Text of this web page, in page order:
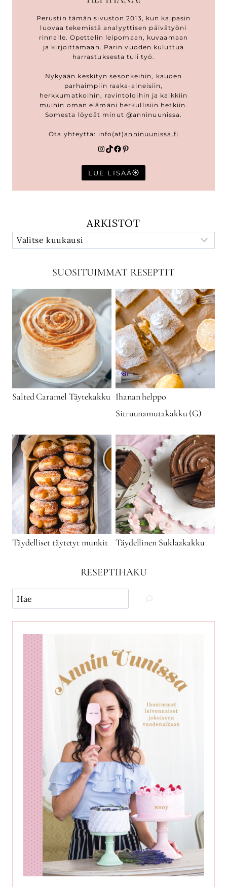
Perustin tämän sivuston 2013, kun kaipasin
luovaa tekemistä analyyttisen päivätyöni
rinnalle. Opettelin leipomaan, kuvaamaan
ja kirjoittamaan. Parin vuoden kuluttua
harrastuksesta tuli työ.
Nykyään keskityn sesonkeihin, kauden
parhaimpiin raaka-aineisiin,
herkkumatkoihin, ravintoloihin ja kaikkiin
muihin oman elämäni herkullisiin hetkiin.
Somesta löydät minut @anninuunissa.
Ota yhteyttä: info(at)anninuunissa.fi
Instagram
TikTok
Facebook
Pinterest
LUE LISÄÄ
ARKISTOT
SUOSITUIMMAT RESEPTIT
Salted Caramel Täytekakku Ihanan helppo
Sitruunamutakakku (G)
Täydelliset täytetyt munkit Täydellinen Suklaakakku
RESEPTIHAKU
Käytä
hakua
ja
etsi
reseptejä